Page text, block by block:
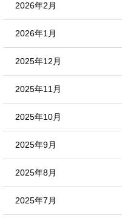
2026年2月
2026年1月
2025年12月
2025年11月
2025年10月
2025年9月
2025年8月
2025年7月